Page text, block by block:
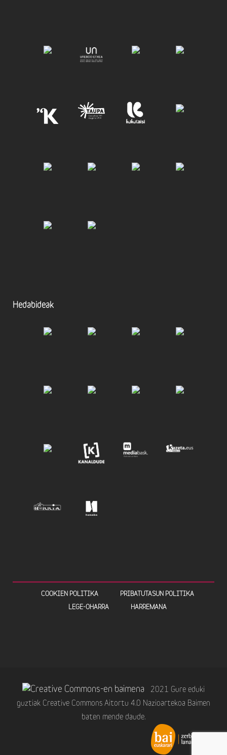
Hedabideak
COOKIEN POLITIKA
PRIBATUTASUN POLITIKA
LEGE-OHARRA
HARREMANA
2021 Gure eduki
guztiak Creative Commons Aitortu 4.0 Nazioartekoa Baimen
baten mende daude.